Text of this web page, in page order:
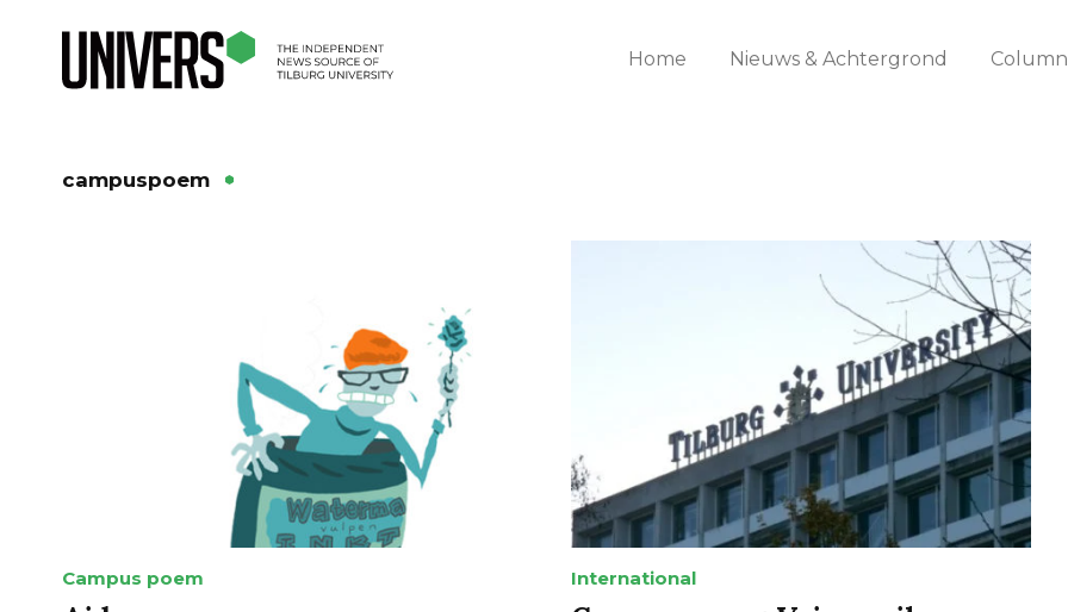
Home Nieuws & Achtergrond
campuspoem
Campus poem International